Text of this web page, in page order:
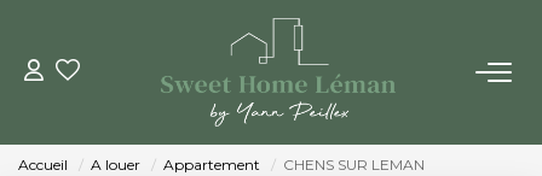
ACHETER
Accueil A louer Appartement CHENS SUR LEMAN